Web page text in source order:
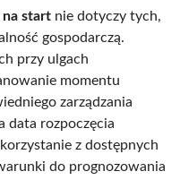
na start nie dotyczy tych,
gospodarczą.
przy ulgach
momentu
zarządzania
data rozpoczęcia
z dostępnych
do prognozowania